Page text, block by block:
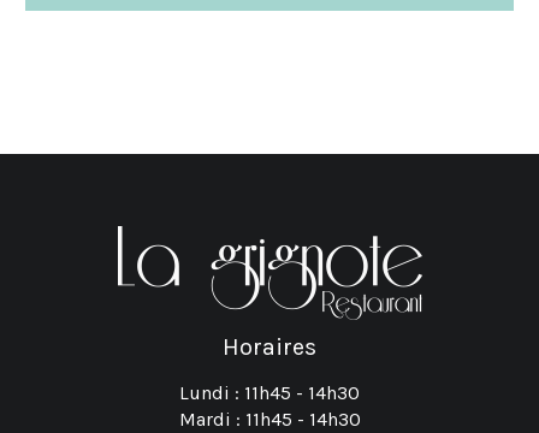
Horaires
Lundi : 11h45 - 14h30
Mardi : 11h45 - 14h30